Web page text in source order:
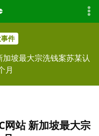
件
坡最大宗洗钱案苏某认
月
网站 新加坡最大宗